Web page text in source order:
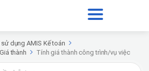
dụng AMIS Kế toán
Giá thành Tính giá thành công trình/vụ việc